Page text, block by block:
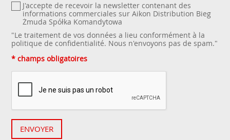
J'accepte de recevoir la newsletter contenant des
informations commerciales sur Aikon Distribution Bieg
Żmuda Spółka Komandytowa
"Le traitement de vos données a lieu conformément à la
politique de confidentialité. Nous n'envoyons pas de spam."
* champs obligatoires
ENVOYER